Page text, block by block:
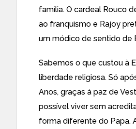
família. O cardeal Rouco
ao franquismo e Rajoy
um módico de sentido de
Sabemos o que custou à
liberdade religiosa. Só
Anos, graças à paz de
possível viver sem
forma diferente do Papa.